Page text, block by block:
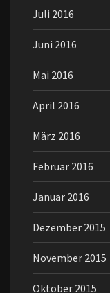
Juli 2016
Juni 2016
Mai 2016
April 2016
März 2016
Februar 2016
Januar 2016
Dezember 2015
November 2015
Oktober 2015